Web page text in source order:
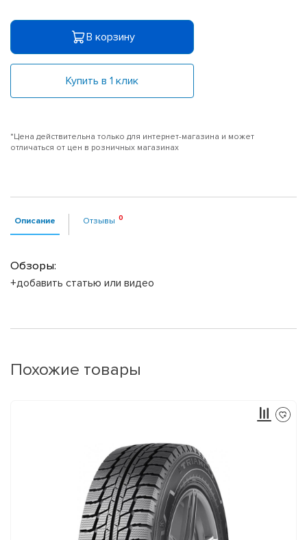
В корзину
Купить в 1 клик
*Цена действительна только для интернет-магазина и может
отличаться от цен в розничных магазинах
Описание Отзывы
Обзоры:
+добавить статью или видео
Похожие товары